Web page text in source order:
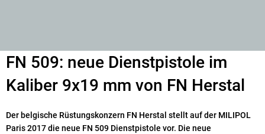
FN 509: neue Dienstpistole im
Kaliber 9x19 mm von FN Herstal
Der belgische Rüstungskonzern FN Herstal stellt auf der MILIPOL
Paris 2017 die neue FN 509 Dienstpistole vor. Die neue